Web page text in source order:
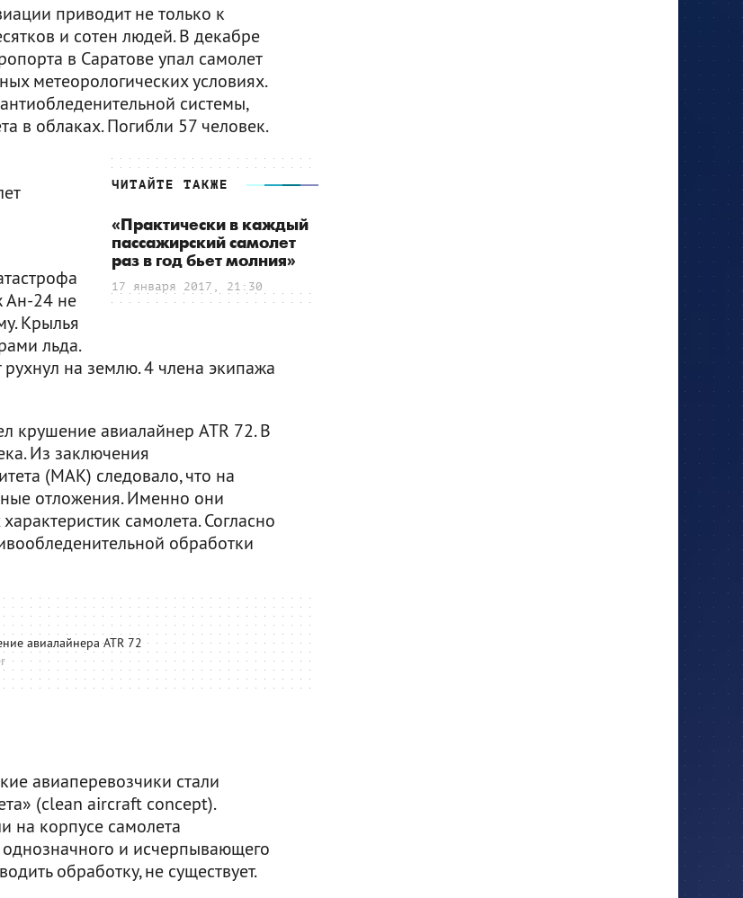
приводит не только к
и сотен людей. В декабре
в Саратове упал самолет
метеорологических условиях.
системы,
в облаках. Погибли 57 человек.
ЧИТАЙТЕ ТАКЖЕ
«Практически в каждый
пассажирский самолет
раз в год бьет молния»
17 января 2017, 21:30
Ан-24 не
Крылья
льда.
на землю. 4 члена экипажа
крушение авиалайнер ATR 72. В
Из заключения
(МАК) следовало, что на
отложения. Именно они
самолета. Согласно
обработки
авиалайнера ATR 72
авиаперевозчики стали
(clean aircraft concept).
на корпусе самолета
однозначного и исчерпывающего
обработку, не существует.